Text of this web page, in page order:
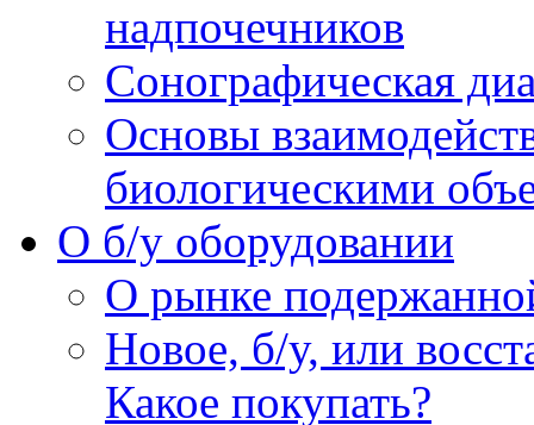
надпочечников
Сонографическая
Основы
биологическими
O б/у оборудовании
О рынке
Новое, б/у, или
Какое покупать?